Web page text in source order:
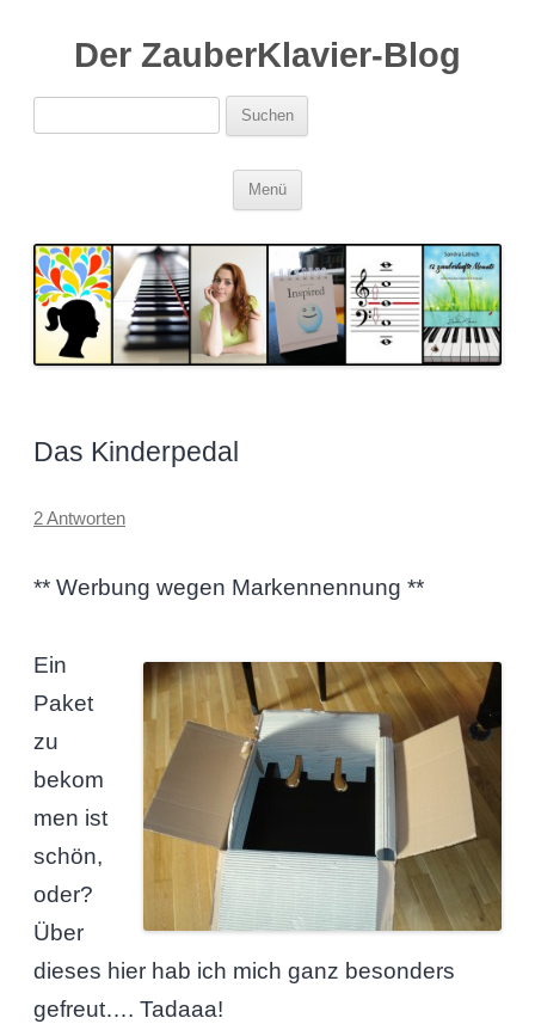
Der ZauberKlavier-Blog
Suchen
nach:
Menü
Das Kinderpedal
2 Antworten
** Werbung wegen Markennennung **
Ein
Paket
zu
bekom
men ist
schön,
oder?
Über
dieses hier hab ich mich ganz besonders
gefreut…. Tadaaa!